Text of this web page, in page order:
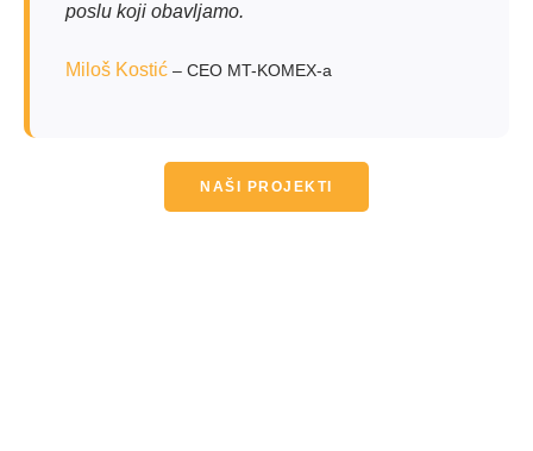
poslu koji obavljamo.
Miloš Kostić – CEO MT-KOMEX-a
NAŠI PROJEKTI